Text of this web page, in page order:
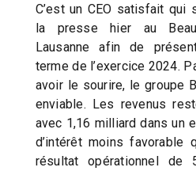
C’est un CEO satisfait qui
la presse hier au
Lausanne afin de
terme de l’exercice 2024.
avoir le sourire, le groupe
enviable. Les revenus
avec 1,16 milliard dans un
d’intérêt moins favorable
résultat opérationnel